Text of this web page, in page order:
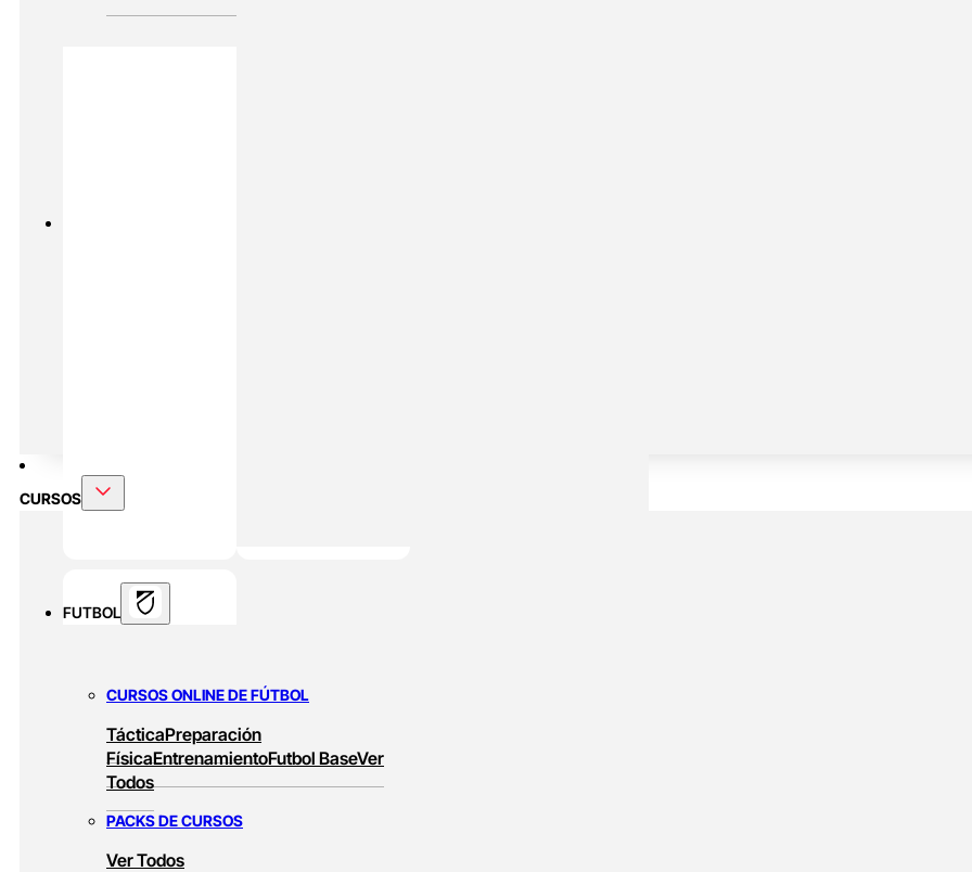
CURSOS
FUTBOL
CURSOS ONLINE DE FÚTBOL
TácticaPreparación
FísicaEntrenamientoFutbol BaseVer
Todos
PACKS DE CURSOS
Ver Todos